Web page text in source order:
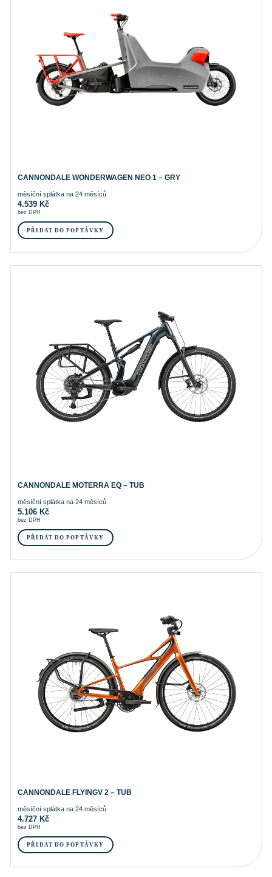
CANNONDALE WONDERWAGEN NEO 1 – GRY
měsíční splátka na 24 měsíců
4.539 Kč
bez DPH
PŘIDAT DO POPTÁVKY
CANNONDALE MOTERRA EQ – TUB
měsíční splátka na 24 měsíců
5.106 Kč
bez DPH
PŘIDAT DO POPTÁVKY
CANNONDALE FLYINGV 2 – TUB
měsíční splátka na 24 měsíců
4.727 Kč
bez DPH
PŘIDAT DO POPTÁVKY